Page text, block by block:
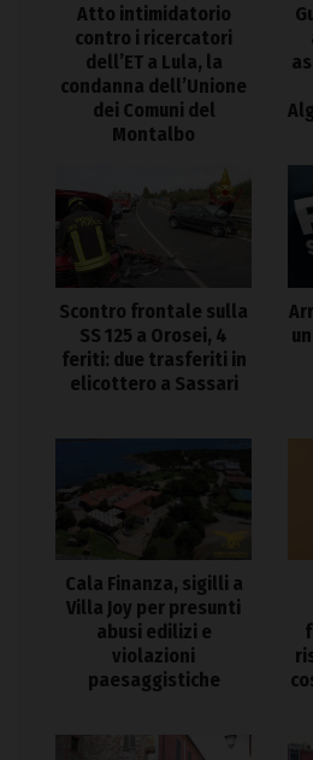
Atto intimidatorio
contro i ricercatori
dell’ET a Lula, la
condanna dell’Unione
dei Comuni del
Montalbo
Scontro frontale sulla
SS 125 a Orosei, 4
feriti: due trasferiti in
elicottero a Sassari
Cala Finanza, sigilli a
Villa Joy per presunti
abusi edilizi e
violazioni
paesaggistiche